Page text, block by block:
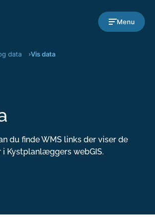
Menu
data Vis data
du finde WMS links der viser de
i Kystplanlæggers webGIS.